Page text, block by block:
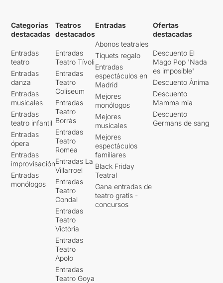
Categorías
destacadas
Entradas
teatro
Entradas
danza
Entradas
musicales
Entradas
teatro infantil
Entradas
ópera
Entradas
improvisación
Entradas
monólogos
Teatros
destacados
Entradas
Teatro Tívoli
Entradas
Teatro
Coliseum
Entradas
Teatro
Borrás
Entradas
Teatro
Romea
Entradas La
Villarroel
Entradas
Teatro
Condal
Entradas
Teatro
Victòria
Entradas
Teatro
Apolo
Entradas
Teatro Goya
Entradas
Abonos teatrales
Tiquets regalo
Entradas
espectáculos en
Madrid
Mejores
monólogos
Mejores
musicales
Mejores
espectáculos
familiares
Black Friday
Teatral
Gana entradas de
teatro gratis -
concursos
Ofertas
destacadas
Descuento El
Mago Pop 'Nada
es imposible'
Descuento Ànima
Descuento
Mamma mia
Descuento
Germans de sang